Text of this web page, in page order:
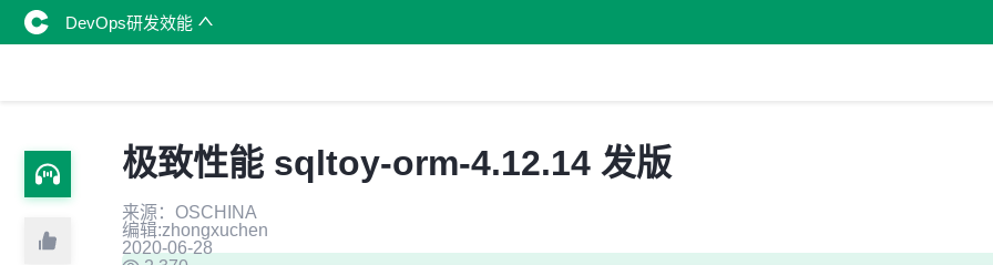
DevOps研发效能
极致性能 sqltoy-orm-4.12.14 发版
来源：OSCHINA
编辑:zhongxuchen
2020-06-28